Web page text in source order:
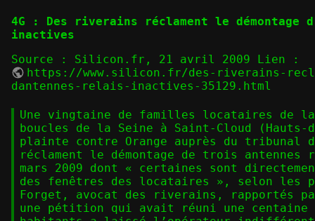
4G : Des riverains réclament le démontage
inactives
Source : Silicon.fr, 21 avril 2009 Lien :
https://www.silicon.fr/des-riverains-
dantennes-relais-inactives-35129.html
Une vingtaine de familles locataires de la
boucles de la Seine à Saint-Cloud (Hauts-
plainte contre Orange auprès du tribunal
réclament le démontage de trois
mars 2009 dont « certaines sont
des fenêtres des locataires », selon les
Forget, avocat des riverains, rapportés
une pétition qui avait réuni une centaine